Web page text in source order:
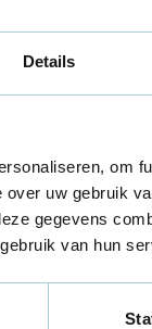
Details
om
uw gebruik
gegevens
van hun
9V Wit